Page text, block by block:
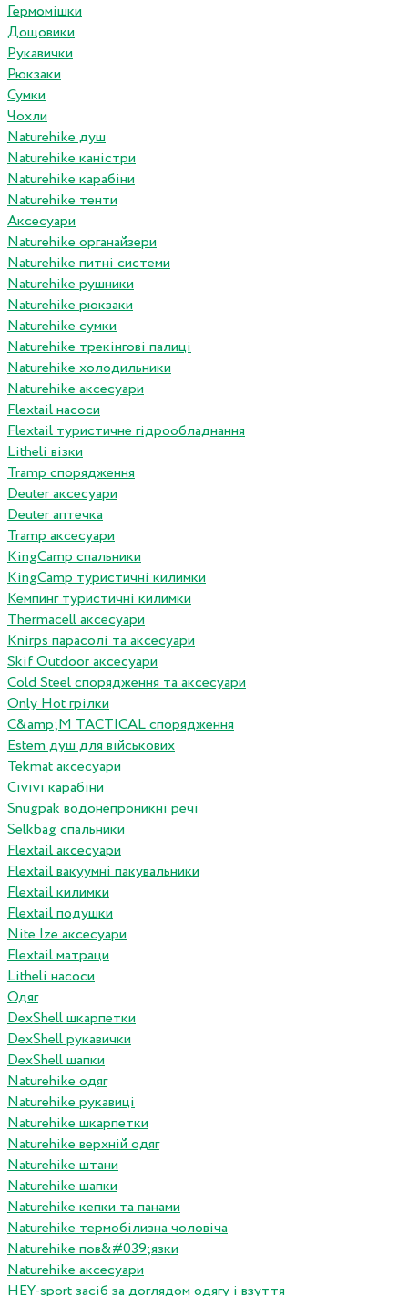
Гермомішки
Дощовики
Рукавички
Рюкзаки
Сумки
Чохли
Naturehike душ
Naturehike каністри
Naturehike карабіни
Naturehike тенти
Аксесуари
Naturehike органайзери
Naturehike питні системи
Naturehike рушники
Naturehike рюкзаки
Naturehike сумки
Naturehike трекінгові палиці
Naturehike холодильники
Naturehike аксесуари
Flextail насоси
Flextail туристичне гідрообладнання
Litheli візки
Tramp спорядження
Deuter аксесуари
Deuter аптечка
Tramp аксесуари
KingCamp спальники
KingCamp туристичні килимки
Кемпинг туристичні килимки
Thermacell аксесуари
Knirps парасолі та аксесуари
Skif Outdoor аксесуари
Cold Steel спорядження та аксесуари
Only Hot грілки
C&amp;M TACTICAL спорядження
Estem душ для військових
Tekmat аксесуари
Сivivi карабіни
Snugpak водонепроникні речі
Selkbag спальники
Flextail аксесуари
Flextail вакуумні пакувальники
Flextail килимки
Flextail подушки
Nite Ize аксесуари
Flextail матраци
Litheli насоси
Одяг
DexShell шкарпетки
DexShell рукавички
DexShell шапки
Naturehike одяг
Naturehike рукавиці
Naturehike шкарпетки
Naturehike верхній одяг
Naturehike штани
Naturehike шапки
Naturehike кепки та панами
Naturehike термобілизна чоловіча
Naturehike пов&#039;язки
Naturehike аксесуари
HEY-sport засіб за доглядом одягу і взуття